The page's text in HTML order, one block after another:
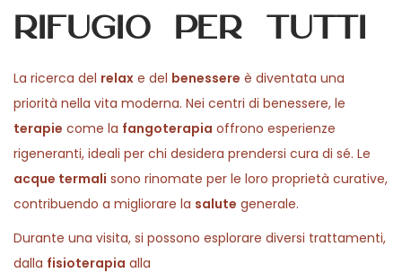
rifugio per tutti
La ricerca del relax e del benessere è diventata una
priorità nella vita moderna. Nei centri di benessere, le
terapie come la fangoterapia offrono esperienze
rigeneranti, ideali per chi desidera prendersi cura di sé. Le
acque termali sono rinomate per le loro proprietà curative,
contribuendo a migliorare la salute generale.
Durante una visita, si possono esplorare diversi trattamenti,
dalla fisioterapia alla